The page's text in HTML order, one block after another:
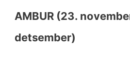
AMBUR (23.
detsember)